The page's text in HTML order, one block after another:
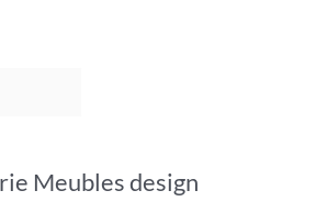
Meubles design